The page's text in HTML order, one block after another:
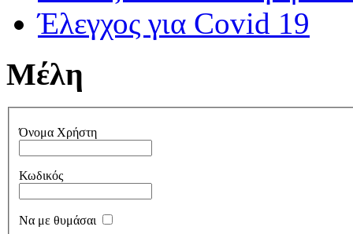
Έλεγχος για Covid 19
Μέλη
Όνομα Χρήστη
Κωδικός
Να με θυμάσαι